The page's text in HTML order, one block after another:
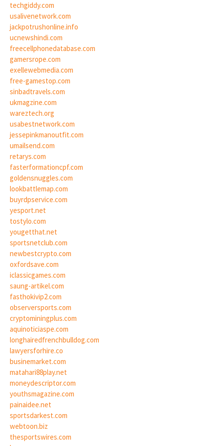
techgiddy.com
usalivenetwork.com
jackpotrushonline.info
ucnewshindi.com
freecellphonedatabase.com
gamersrope.com
exellewebmedia.com
free-gamestop.com
sinbadtravels.com
ukmagzine.com
wareztech.org
usabestnetwork.com
jessepinkmanoutfit.com
umailsend.com
retarys.com
fasterformationcpf.com
goldensnuggles.com
lookbattlemap.com
buyrdpservice.com
yesport.net
tostylo.com
yougetthat.net
sportsnetclub.com
newbestcrypto.com
oxfordsave.com
iclassicgames.com
saung-artikel.com
fasthokivip2.com
observersports.com
cryptominingplus.com
aquinoticiaspe.com
longhairedfrenchbulldog.com
lawyersforhire.co
businemarket.com
matahari88play.net
moneydescriptor.com
youthsmagazine.com
painaidee.net
sportsdarkest.com
webtoon.biz
thesportswires.com